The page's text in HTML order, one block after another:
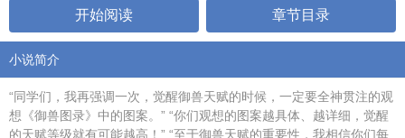
开始阅读 章节目录
小说简介
“同学们，我再强调一次，觉醒御兽天赋的时候，一定要全神贯注的观
想《御兽图录》中的图案。” “你们观想的图案越具体、越详细，觉醒
的天赋等级就有可能越高！” “至于御兽天赋的重要性，我相信你们每